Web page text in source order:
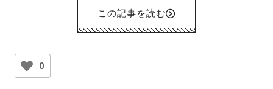
この記事を読む
0